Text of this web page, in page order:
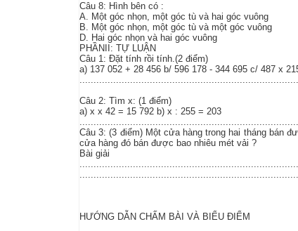
Câu 8: Hình bên có :
A. Một góc nhọn, một góc tù và hai góc vuông
B. Một góc nhọn, một góc tù và một góc vuông
D. Hai góc nhọn và hai góc vuông
PHẦNII: TỰ LUẬN
Câu 1: Đặt tính rồi tính.(2 điểm)
a) 137 052 + 28 456 b/ 596 178 - 344 695 c/ 487 x
Câu 2: Tìm x: (1 điểm)
a) x x 42 = 15 792 b) x : 255 = 203
Câu 3: (3 điểm) Một cửa hàng trong hai tháng bán
cửa hàng đó bán được bao nhiêu mét vải ?
Bài giải
HƯỚNG DẪN CHẤM BÀI VÀ BIỂU ĐIỂM